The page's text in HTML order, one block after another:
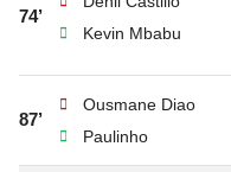
74’
Kevin Mbabu
87’
Ousmane Diao
Paulinho